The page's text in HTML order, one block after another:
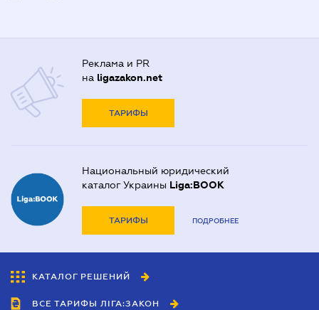
Реклама и PR
на ligazakon.net
ТАРИФЫ
Национальный юридический
каталог Украины Liga:BOOK
ТАРИФЫ ПОДРОБНЕЕ
КАТАЛОГ РЕШЕНИЙ
ВСЕ ТАРИФЫ ЛІГА:ЗАКОН